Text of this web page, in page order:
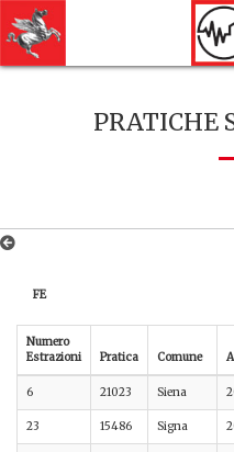
PRATICHE
FE
Numero
Estrazioni
Pratica Comune
6 21023 Siena
23 15486 Signa